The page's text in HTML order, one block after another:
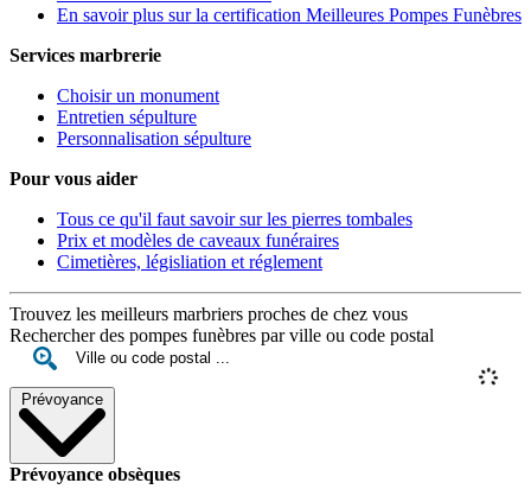
En savoir plus sur la certification Meilleures Pompes Funèbres
Services marbrerie
Choisir un monument
Entretien sépulture
Personnalisation sépulture
Pour vous aider
Tous ce qu'il faut savoir sur les pierres tombales
Prix et modèles de caveaux funéraires
Cimetières, législiation et réglement
Trouvez les meilleurs marbriers proches de chez vous
Rechercher des pompes funèbres par ville ou code postal
Prévoyance
Prévoyance obsèques